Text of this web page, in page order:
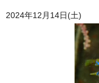
2024年12月14日(土)